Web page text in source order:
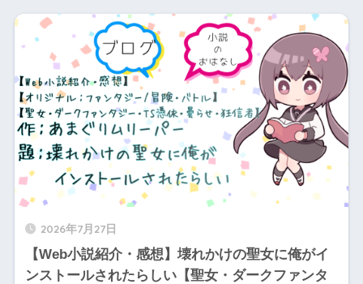
2026年7月27日
【Web小説紹介・感想】壊れかけの聖女に俺がイ
ンストールされたらしい【聖女・ダークファンタ